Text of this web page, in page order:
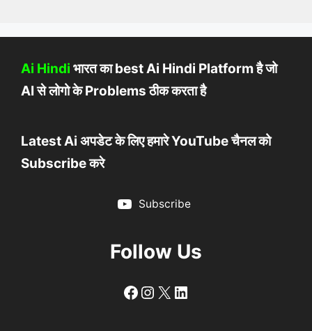
Ai Hindi भारत का best Ai Hindi Platform है जो
AI से लोगो के Problems ठीक करता है
Latest Ai अपडेट के लिए हमारे YouTube चैनल को
Subscribe करे
Subscribe
Follow Us
Follow
Follow
X LinkedIn